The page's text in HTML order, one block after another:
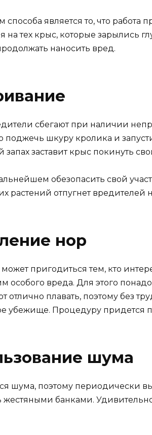
способа является то, что работа
на тех крыс, которые зарылись
наносить вред.
сбегают при наличии
поджечь шкуру кролика и
запах заставит крыс покинуть
обезопасить свой
растений отпугнет вредителей
нор
может пригодиться тем, кто
особого вреда. Для этого
отлично плавать, поэтому без
убежище. Процедуру придется
шума
шума, поэтому периодически
банками.